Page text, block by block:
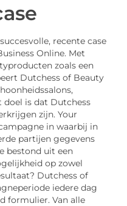
recente case
Online. Met
zoals een
Dutchess of Beauty
doel is dat Dutchess
zijn. Your
in waarbij in
partijen gegevens
bestond uit een
op zowel
Dutchess of
iedere dag
formulier. Van alle